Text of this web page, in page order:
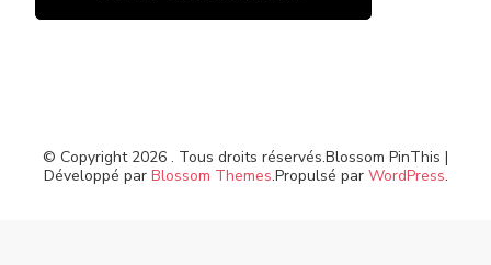
© Copyright 2026 . Tous droits réservés.Blossom PinThis |
Développé par Blossom Themes.Propulsé par WordPress.